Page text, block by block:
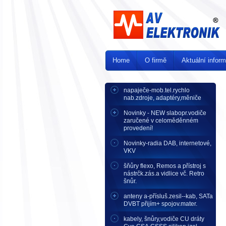
napaječe-mob.tel.rychlo
nab.zdroje, adaptéry,měniče
Novinky - NEW slabopr.vodiče
zaručené v celoměděnném
provedení!
Novinky-radia DAB, internetové,
VKV
šňůry flexo, Remos a přístroj s
nástrčk.zás.a vidlice vč. Retro
šnůr.
anteny a-přísluš.zesil--kab, SATa
DVBT přijím+ spojov.mater.
kabely, šnůry,vodiče CU dráty
Home O firmě Aktuální